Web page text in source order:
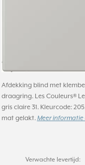
Afdekking blind met
draagring. Les Couleurs®
gris claire 31. Kleurcode:
mat gelakt. Meer informatie
Verwachte levertijd: